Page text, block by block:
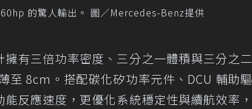
的驚人輸出。 圖／Mercedes-Benz提供
有三倍功率密度、三分之一體積與三分之二
至 8cm。搭配碳化矽功率元件、DCU 輔助驅
反應速度，更優化系統穩定性與續航效率，